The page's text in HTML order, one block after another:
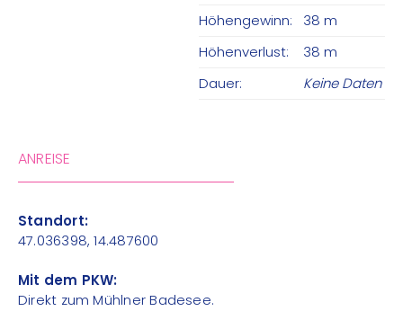
Höhengewinn:
38 m
Höhenverlust:
38 m
Dauer:
Keine Daten
ANREISE
Standort:
47.036398, 14.487600
Mit dem PKW:
Direkt zum Mühlner Badesee.